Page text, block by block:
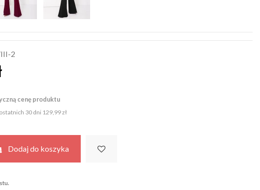
2
cenę produktu
30 dni 129,99 zł
Dodaj do koszyka